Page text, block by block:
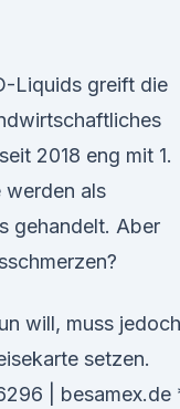
Liquids greift die
2018 eng mit 1.
werden als
gehandelt. Aber
will, muss jedoch
setzen.
| besamex.de